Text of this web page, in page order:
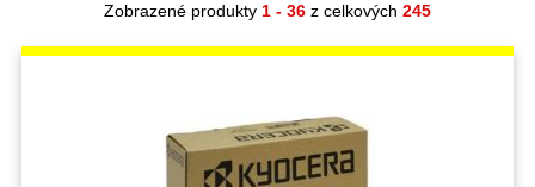
Zobrazené produkty 1 - 36 z celkových 245